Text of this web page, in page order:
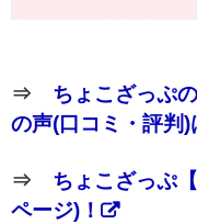
⇒ ちょこざっぷ
の声(口コミ・評判)
⇒ ちょこざっぷ
ページ)！